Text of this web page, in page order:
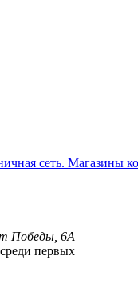
сеть. Магазины
Победы, 6А
первых